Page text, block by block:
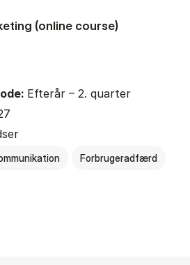
(online course)
Efterår – 2. quarter
Forbrugeradfærd